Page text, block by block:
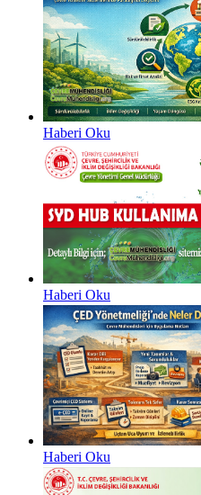
Haberi Oku
Haberi Oku
Haberi Oku